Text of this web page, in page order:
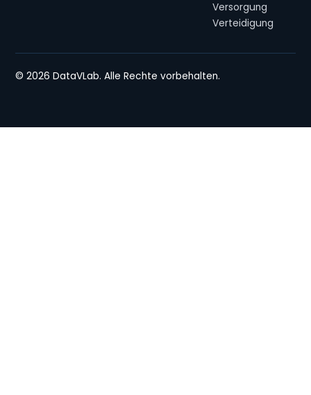
Versorgung
Verteidigung
© 2026 DataVLab. Alle Rechte vorbehalten.